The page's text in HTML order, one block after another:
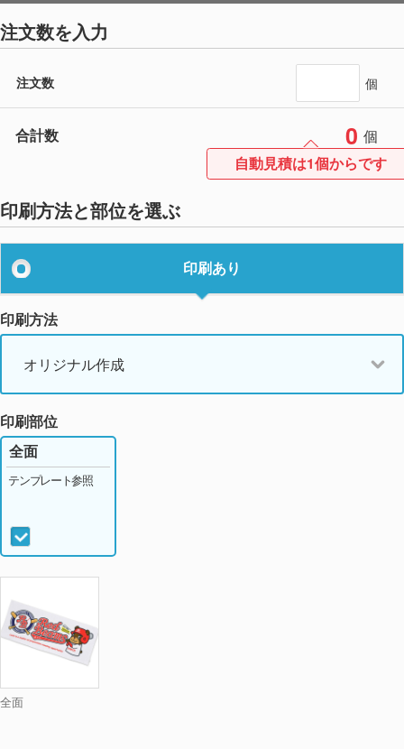
注文数を入力
注文数 個
合計数 0 個
自動見積は1個からです
印刷方法と部位を選ぶ
印刷あり
印刷方法
オリジナル作成
印刷部位
全面
全面
テンプレート参照